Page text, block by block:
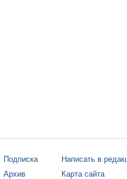
Подписка
Архив
Написать в
Карта сайта